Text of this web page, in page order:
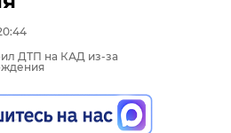
/ 0:00
/ 0:00